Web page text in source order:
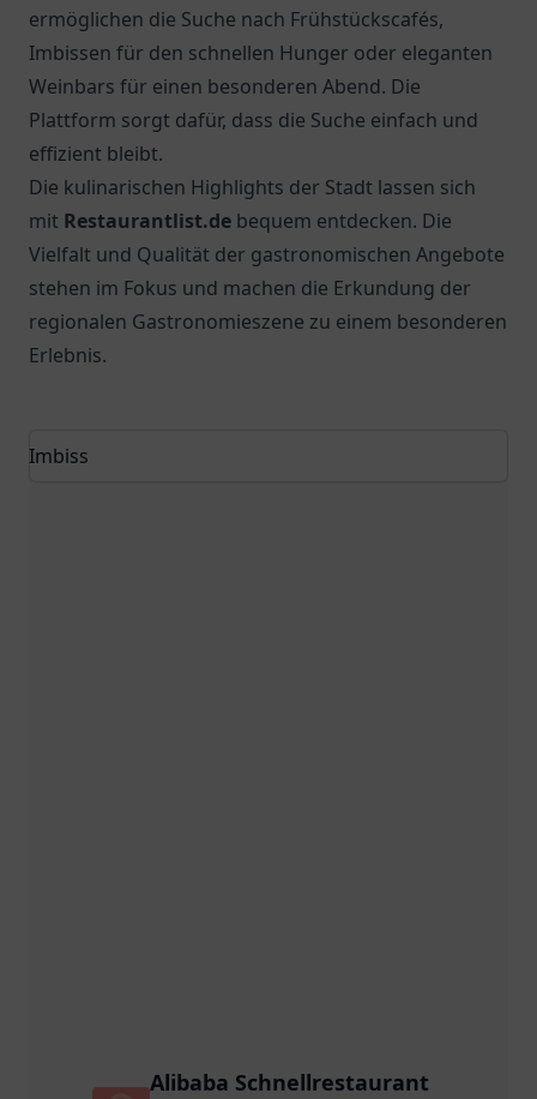
ermöglichen die Suche nach Frühstückscafés,
Imbissen für den schnellen Hunger oder eleganten
Weinbars für einen besonderen Abend. Die
Plattform sorgt dafür, dass die Suche einfach und
effizient bleibt.
Die kulinarischen Highlights der Stadt lassen sich
mit Restaurantlist.de bequem entdecken. Die
Vielfalt und Qualität der gastronomischen Angebote
stehen im Fokus und machen die Erkundung der
regionalen Gastronomieszene zu einem besonderen
Erlebnis.
Alibaba Schnellrestaurant